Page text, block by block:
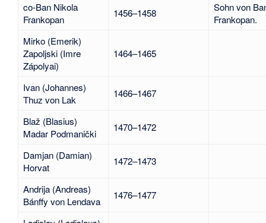
co-Ban Nikola
Frankopan
1456–1458
Sohn von
Frankopan.
Mirko (Emerik)
Zapoljski (Imre
Zápolyai)
1464–1465
Ivan (Johannes)
Thuz von Lak
1466–1467
Blaž (Blasius)
Madar Podmanički
1470–1472
Damjan (Damian)
Horvat
1472–1473
Andrija (Andreas)
Bánffy von Lendava
1476–1477